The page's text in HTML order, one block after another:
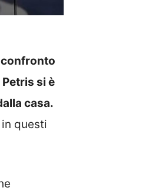
confronto
Petris si è
casa.
questi